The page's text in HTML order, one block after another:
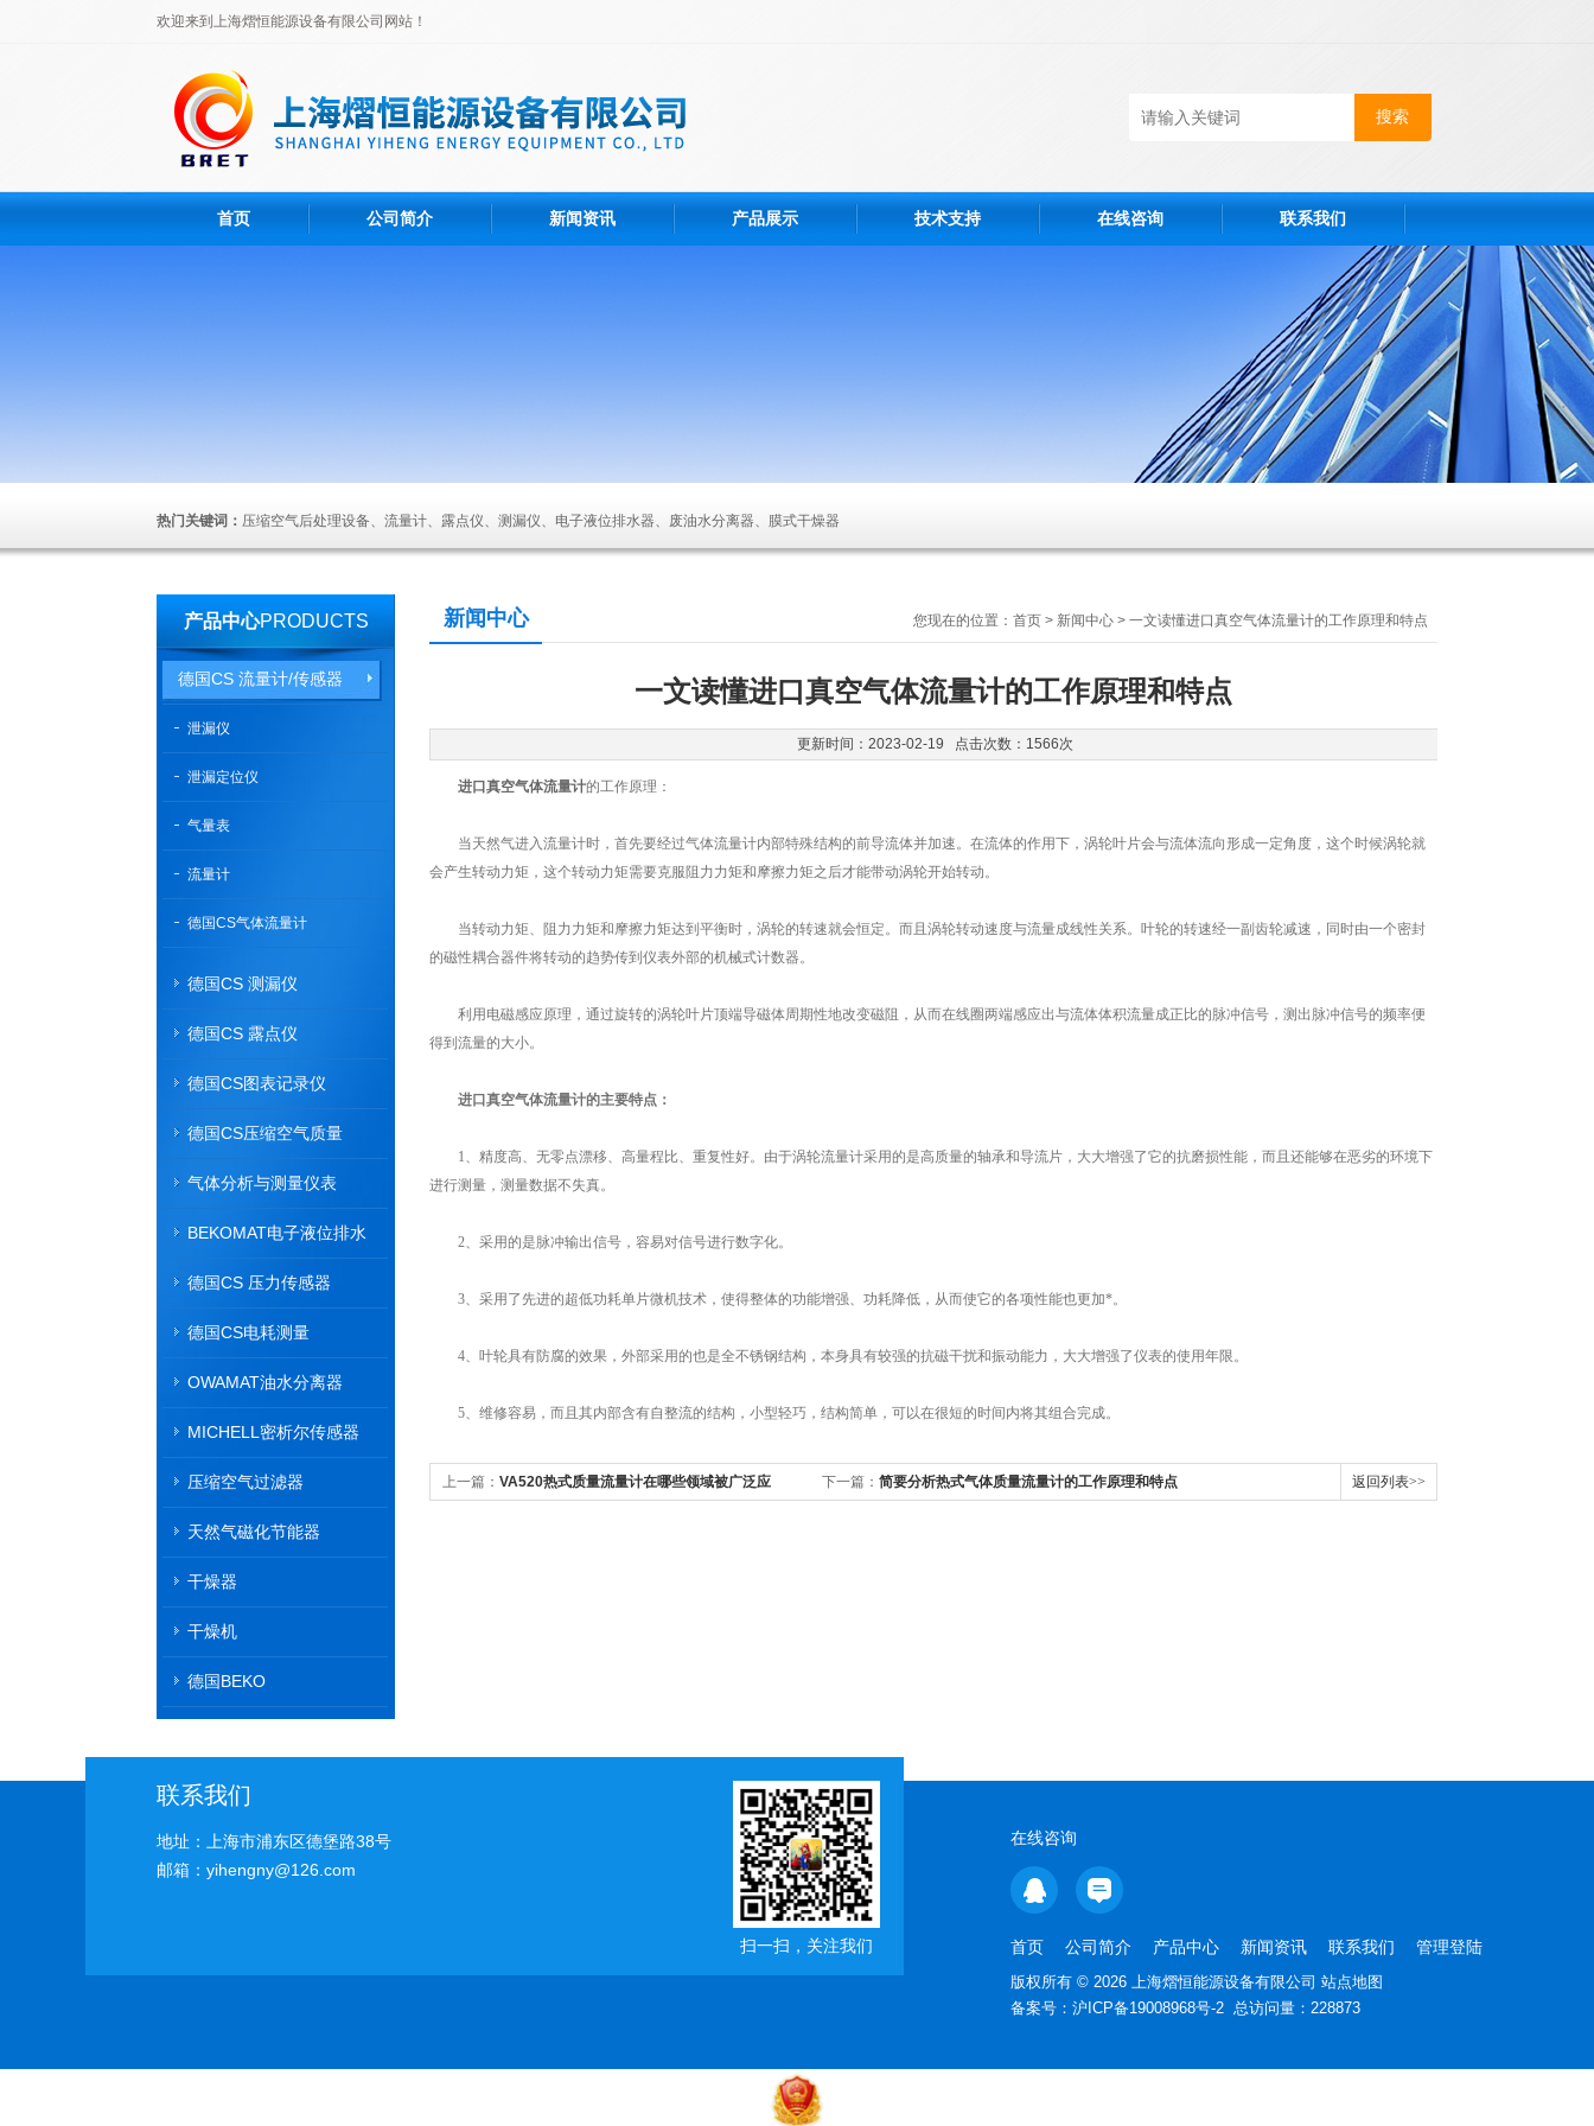
欢迎来到上海熠恒能源设备有限公司网站！
首页 公司简介 新闻资讯 产品展示 技术支持 在线咨询 联系我们
热门关键词： 压缩空气后处理设备、流量计、露点仪、测漏仪、电子液位排水器、废油水分离器、膜式干燥器
产品中心PRODUCTS
德国CS 流量计/传感器
泄漏仪
泄漏定位仪
气量表
流量计
德国CS气体流量计
德国CS 测漏仪
德国CS 露点仪
德国CS图表记录仪
德国CS压缩空气质量
气体分析与测量仪表
BEKOMAT电子液位排水
德国CS 压力传感器
德国CS电耗测量
OWAMAT油水分离器
MICHELL密析尔传感器
压缩空气过滤器
天然气磁化节能器
干燥器
干燥机
德国BEKO
新闻中心 您现在的位置： 首页 > 新闻中心 > 一文读懂进口真空气体流量计的工作原理和特点
一文读懂进口真空气体流量计的工作原理和特点
更新时间：2023-02-19 点击次数：1566次
进口真空气体流量计的工作原理：
当天然气进入流量计时，首先要经过气体流量计内部特殊结构的前导流体并加速。在流体的作用下，涡轮叶片会与流体流向形成一定角度，这个时候涡轮就
会产生转动力矩，这个转动力矩需要克服阻力力矩和摩擦力矩之后才能带动涡轮开始转动。
当转动力矩、阻力力矩和摩擦力矩达到平衡时，涡轮的转速就会恒定。而且涡轮转动速度与流量成线性关系。叶轮的转速经一副齿轮减速，同时由一个密封
的磁性耦合器件将转动的趋势传到仪表外部的机械式计数器。
利用电磁感应原理，通过旋转的涡轮叶片顶端导磁体周期性地改变磁阻，从而在线圈两端感应出与流体体积流量成正比的脉冲信号，测出脉冲信号的频率便
得到流量的大小。
进口真空气体流量计的主要特点：
1、精度高、无零点漂移、高量程比、重复性好。由于涡轮流量计采用的是高质量的轴承和导流片，大大增强了它的抗磨损性能，而且还能够在恶劣的环境下
进行测量，测量数据不失真。
2、采用的是脉冲输出信号，容易对信号进行数字化。
3、采用了先进的超低功耗单片微机技术，使得整体的功能增强、功耗降低，从而使它的各项性能也更加*。
4、叶轮具有防腐的效果，外部采用的也是全不锈钢结构，本身具有较强的抗磁干扰和振动能力，大大增强了仪表的使用年限。
5、维修容易，而且其内部含有自整流的结构，小型轻巧，结构简单，可以在很短的时间内将其组合完成。
上一篇： VA520热式质量流量计在哪些领域被广泛应 下一篇： 简要分析热式气体质量流量计的工作原理和特点 返回列表>>
联系我们
地址：上海市浦东区德堡路38号
邮箱：yihengny@126.com
扫一扫，关注我们
在线咨询
首页 公司简介 产品中心 新闻资讯 联系我们 管理登陆
版权所有 © 2026 上海熠恒能源设备有限公司 站点地图
备案号： 沪ICP备19008968号-2 总访问量：228873